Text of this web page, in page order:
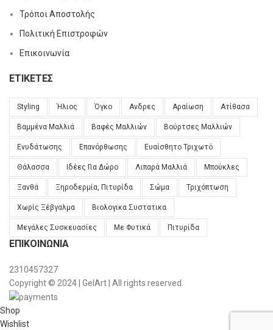
Τρόποι Αποστολής
Πολιτική Επιστροφών
Επικοινωνία
ΕΤΙΚΈΤΕΣ
Styling Ήλιος Όγκο Ανδρες Αραίωση Ατίθασα
Βαμμένα Μαλλιά Βαφές Μαλλιών Βούρτσες Μαλλιών
Ενυδάτωσης Επανόρθωσης Ευαίσθητο Τριχωτό
Θάλασσα Ιδέες Για Δώρο Λιπαρά Μαλλιά Μπούκλες
Ξανθά Ξηροδερμία, Πιτυρίδα Σώμα Τριχόπτωση
Χωρίς Ξέβγαλμα Βιολογικα Συστατικα
Μεγάλες Συσκευασίες Με Φυτικά Πιτυρίδα
ΕΠΙΚΟΙΝΩΝΊΑ
2310457327
Copyright © 2024 | GelArt | All rights reserved.
Shop
Wishlist